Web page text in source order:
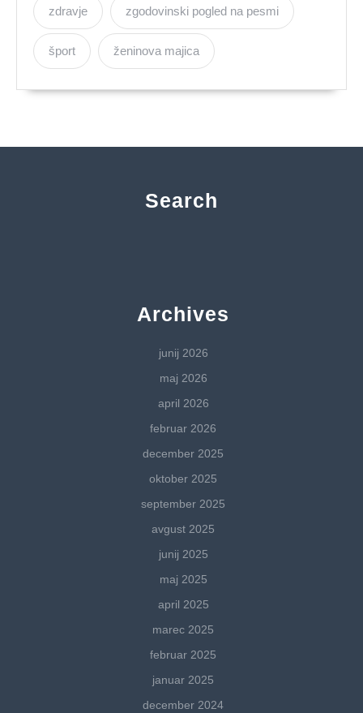
zdravje zgodovinski pogled na pesmi
šport ženinova majica
Search
Archives
junij 2026
maj 2026
april 2026
februar 2026
december 2025
oktober 2025
september 2025
avgust 2025
junij 2025
maj 2025
april 2025
marec 2025
februar 2025
januar 2025
december 2024